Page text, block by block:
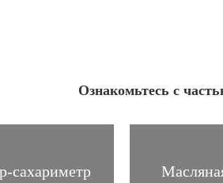
Ознакомьтесь с
сахариметр